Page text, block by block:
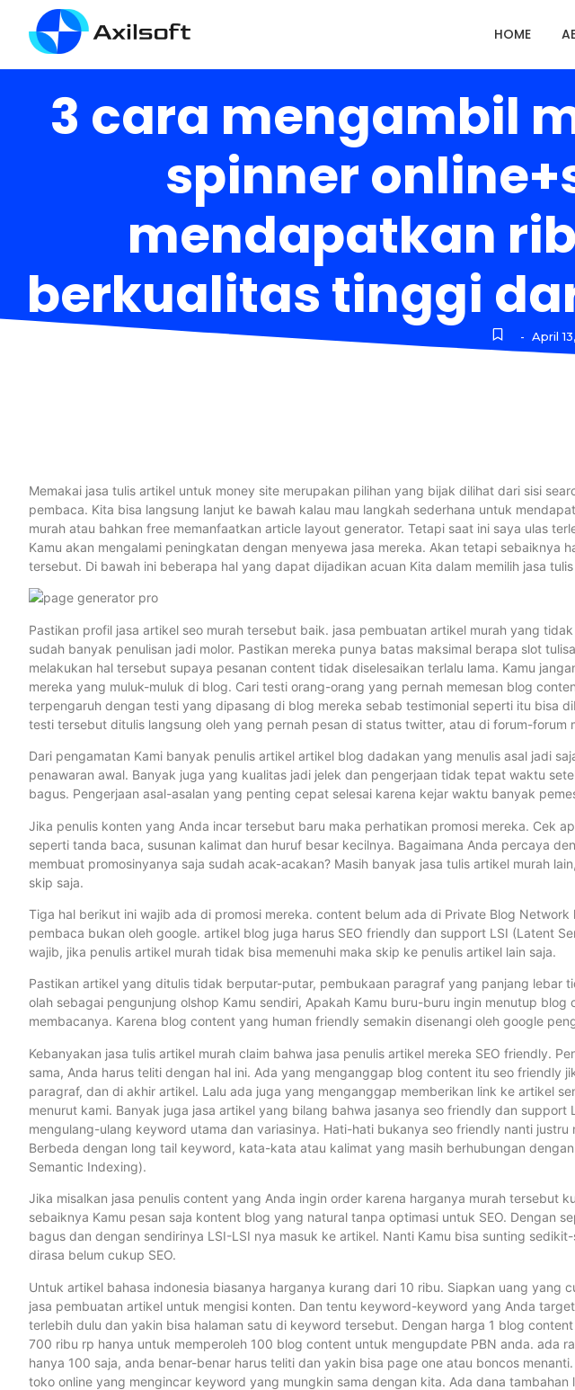
HOME
3 cara mengambil
spinner
mendapatkan
berkualitas tinggi
- April
Memakai jasa tulis artikel untuk money site merupakan pilihan yang bijak dilihat dari sisi
pembaca. Kita bisa langsung lanjut ke bawah kalau mau langkah sederhana untuk
murah atau bahkan free memanfaatkan article layout generator. Tetapi saat ini saya ulas
Kamu akan mengalami peningkatan dengan menyewa jasa mereka. Akan tetapi sebaiknya
tersebut. Di bawah ini beberapa hal yang dapat dijadikan acuan Kita dalam memilih jasa
Pastikan profil jasa artikel seo murah tersebut baik. jasa pembuatan artikel murah yang
sudah banyak penulisan jadi molor. Pastikan mereka punya batas maksimal berapa slot
melakukan hal tersebut supaya pesanan content tidak diselesaikan terlalu lama. Kamu
mereka yang muluk-muluk di blog. Cari testi orang-orang yang pernah memesan blog
terpengaruh dengan testi yang dipasang di blog mereka sebab testimonial seperti itu bisa
testi tersebut ditulis langsung oleh yang pernah pesan di status twitter, atau di forum-forum
Dari pengamatan Kami banyak penulis artikel artikel blog dadakan yang menulis asal jadi
penawaran awal. Banyak juga yang kualitas jadi jelek dan pengerjaan tidak tepat waktu
bagus. Pengerjaan asal-asalan yang penting cepat selesai karena kejar waktu banyak
Jika penulis konten yang Anda incar tersebut baru maka perhatikan promosi mereka. Cek
seperti tanda baca, susunan kalimat dan huruf besar kecilnya. Bagaimana Anda percaya
membuat promosinyanya saja sudah acak-acakan? Masih banyak jasa tulis artikel murah
skip saja.
Tiga hal berikut ini wajib ada di promosi mereka. content belum ada di Private Blog Network
pembaca bukan oleh google. artikel blog juga harus SEO friendly dan support LSI (Latent
wajib, jika penulis artikel murah tidak bisa memenuhi maka skip ke penulis artikel lain saja.
Pastikan artikel yang ditulis tidak berputar-putar, pembukaan paragraf yang panjang lebar
olah sebagai pengunjung olshop Kamu sendiri, Apakah Kamu buru-buru ingin menutup blog
membacanya. Karena blog content yang human friendly semakin disenangi oleh google
Kebanyakan jasa tulis artikel murah claim bahwa jasa penulis artikel mereka SEO friendly.
sama, Anda harus teliti dengan hal ini. Ada yang menganggap blog content itu seo friendly
paragraf, dan di akhir artikel. Lalu ada juga yang menganggap memberikan link ke artikel
menurut kami. Banyak juga jasa artikel yang bilang bahwa jasanya seo friendly dan support
mengulang-ulang keyword utama dan variasinya. Hati-hati bukanya seo friendly nanti
Berbeda dengan long tail keyword, kata-kata atau kalimat yang masih berhubungan
Semantic Indexing).
Jika misalkan jasa penulis content yang Anda ingin order karena harganya murah tersebut
sebaiknya Kamu pesan saja kontent blog yang natural tanpa optimasi untuk SEO. Dengan
bagus dan dengan sendirinya LSI-LSI nya masuk ke artikel. Nanti Kamu bisa sunting
dirasa belum cukup SEO.
Untuk artikel bahasa indonesia biasanya harganya kurang dari 10 ribu. Siapkan uang yang
jasa pembuatan artikel untuk mengisi konten. Dan tentu keyword-keyword yang Anda
terlebih dulu dan yakin bisa halaman satu di keyword tersebut. Dengan harga 1 blog
700 ribu rp hanya untuk memperoleh 100 blog content untuk mengupdate PBN anda. ada
hanya 100 saja, anda benar-benar harus teliti dan yakin bisa page one atau boncos
toko online yang mengincar keyword yang mungkin sama dengan kita. Ada dana